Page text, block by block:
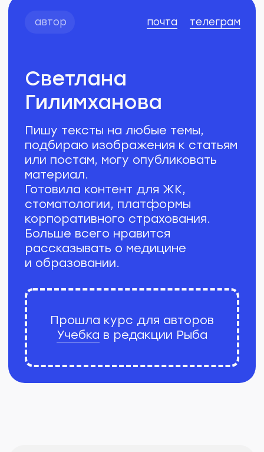
кейс
Пост про Яндекс
ПромоСтраницы
О проекте
Яндекс ПромоСтраницы — это
такая площадка для бизнеса.
статьи с пиаром товаров и услуг.
А Яндекс за определенную плату
показывает эту статью другим
пользователям в своей
рекомендательной системе (РСЯ).
Заинтересованные люди видят
баннер, кликают по нему и читают
текст. А из статьи пользователи
если реклама товара в статье